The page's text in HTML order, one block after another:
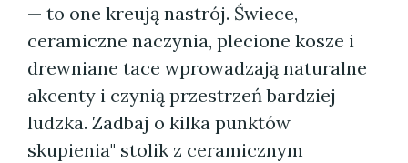
— to one kreują nastrój. Świece,
ceramiczne naczynia, plecione kosze i
drewniane tace wprowadzają naturalne
akcenty i czynią przestrzeń bardziej
ludzka. Zadbaj o kilka punktów
skupienia" stolik z ceramicznym